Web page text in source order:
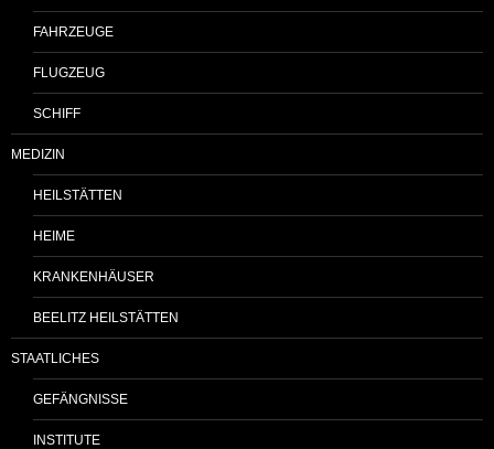
FAHRZEUGE
FLUGZEUG
SCHIFF
MEDIZIN
HEILSTÄTTEN
HEIME
KRANKENHÄUSER
BEELITZ HEILSTÄTTEN
STAATLICHES
GEFÄNGNISSE
INSTITUTE